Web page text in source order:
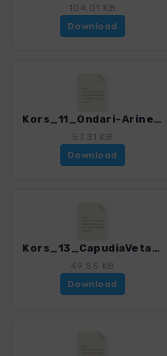
104.01 KB
Download
Kors_11_Ondari-Arinella-Lumio-Algajola_4280_18.gpx
57.31 KB
Download
Kors_13_CapudiaVeta_4280_18.gpx
49.55 KB
Download